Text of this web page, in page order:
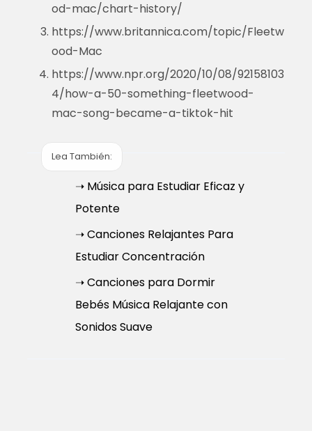
od-mac/chart-history/
https://www.britannica.com/topic/Fleetw
ood-Mac
https://www.npr.org/2020/10/08/92158103
4/how-a-50-something-fleetwood-
mac-song-became-a-tiktok-hit
Lea También:
➝ Música para Estudiar Eficaz y
Potente
➝ Canciones Relajantes Para
Estudiar Concentración
➝ Canciones para Dormir
Bebés Música Relajante con
Sonidos Suave